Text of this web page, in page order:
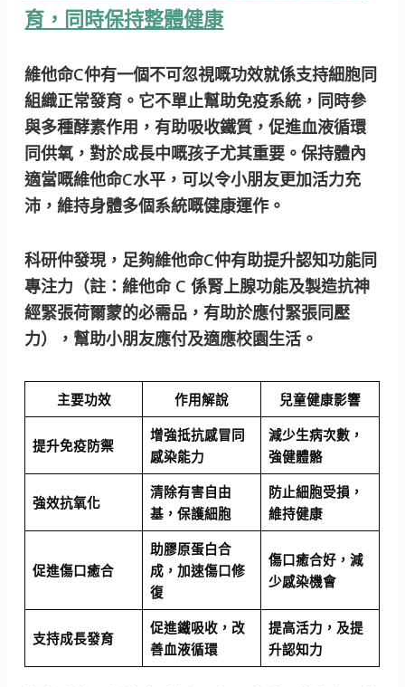
育，同時保持整體健康
維他命C仲有一個不可忽視嘅功效就係支持細胞同
組織正常發育 。它不單止幫助免疫系統，同時參
與多種酵素作用，有助吸收鐵質，促進血液循環
同供氧，對於成長中嘅孩子尤其重要。保持體內
適當嘅維他命C水平，可以令小朋友更加活力充
沛，維持身體多個系統嘅健康運作。
科研仲發現，足夠維他命C仲有助提升認知功能同
專注力 （註：維他命 C 係腎上腺功能及製造抗神
經緊張荷爾蒙的必需品，有助於應付緊張同壓
力），幫助小朋友應付及適應校園生活。
主要功效 作用解說 兒童健康影響
提升免疫防禦
增強抵抗感冒同
感染能力
減少生病次數，
強健體骼
強效抗氧化
清除有害自由
基，保護細胞
防止細胞受損，
維持健康
促進傷口癒合
助膠原蛋白合
成，加速傷口修
復
傷口癒合好，減
少感染機會
支持成長發育
促進鐵吸收，改
善血液循環
提高活力，及提
升認知力